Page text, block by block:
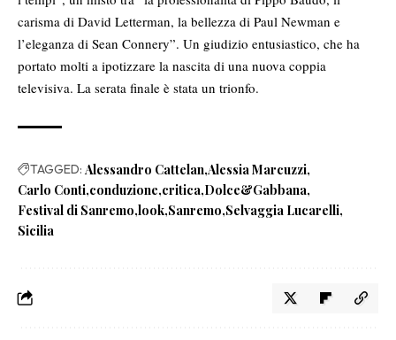
carisma di David Letterman, la bellezza di Paul Newman e
l’eleganza di Sean Connery”. Un giudizio entusiastico, che ha
portato molti a ipotizzare la nascita di una nuova coppia
televisiva. La serata finale è stata un trionfo.
TAGGED: Alessandro Cattelan Alessia Marcuzzi
Carlo Conti conduzione critica Dolce&Gabbana
Festival di Sanremo look Sanremo Selvaggia Lucarelli
Sicilia